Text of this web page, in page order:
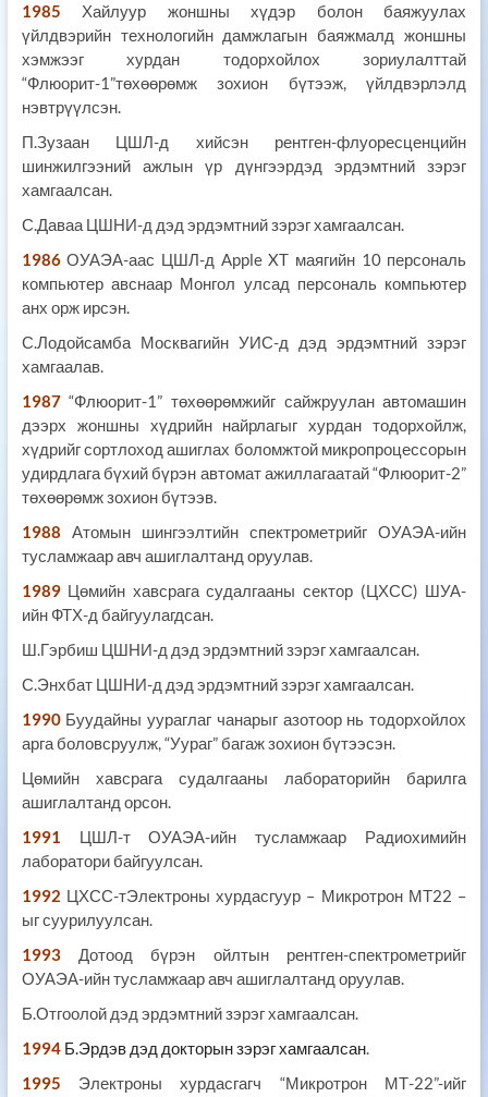
1985 Хайлуур жоншны хүдэр болон баяжуулах
үйлдвэрийн технологийн дамжлагын баяжмалд жоншны
хэмжээг хурдан тодорхойлох зориулалттай
“Флюорит-1”төхөөрөмж зохион бүтээж, үйлдвэрлэлд
нэвтрүүлсэн.
П.Зузаан ЦШЛ-д хийсэн рентген-флуоресценцийн
шинжилгээний ажлын үр дүнгээрдэд эрдэмтний зэрэг
хамгаалсан.
С.Даваа ЦШНИ-д дэд эрдэмтний зэрэг хамгаалсан.
1986ОУАЭА-аас ЦШЛ-д Apple XT маягийн 10 персональ
компьютер авснаар Монгол улсад персональ компьютер
анх орж ирсэн.
С.Лодойсамба Москвагийн УИС-д дэд эрдэмтний зэрэг
хамгаалав.
1987“Флюорит-1” төхөөрөмжийг сайжруулан автомашин
дээрх жоншны хүдрийн найрлагыг хурдан тодорхойлж,
хүдрийг сортлоход ашиглах боломжтой микропроцессорын
удирдлага бүхий бүрэн автомат ажиллагаатай “Флюорит-2”
төхөөрөмж зохион бүтээв.
1988 Атомын шингээлтийн спектрометрийг ОУАЭА-ийн
тусламжаар авч ашиглалтанд оруулав.
1989Цөмийн хавсрага судалгааны сектор (ЦХСС) ШУА-
ийн ФТХ-д байгуулагдсан.
Ш.Гэрбиш ЦШНИ-д дэд эрдэмтний зэрэг хамгаалсан.
С.Энхбат ЦШНИ-д дэд эрдэмтний зэрэг хамгаалсан.
1990Буудайны уураглаг чанарыг азотоор нь тодорхойлох
арга боловсруулж, “Уураг” багаж зохион бүтээсэн.
Цөмийн хавсрага судалгааны лабораторийн барилга
ашиглалтанд орсон.
1991
ЦШЛ-т ОУАЭА-ийн тусламжаар Радиохимийн
лаборатори байгуулсан.
1992 ЦХСС-тЭлектроны хурдасгуур – Микротрон МТ22 –
ыг суурилуулсан.
1993Дотоод бүрэн ойлтын рентген-спектрометрийг
ОУАЭА-ийн тусламжаар авч ашиглалтанд оруулав.
Б.Отгоолой дэд эрдэмтний зэрэг хамгаалсан.
1994 Б.Эрдэв дэд докторын зэрэг хамгаалсан.
1995 Электроны хурдасгагч “Микротрон МТ-22”-ийг